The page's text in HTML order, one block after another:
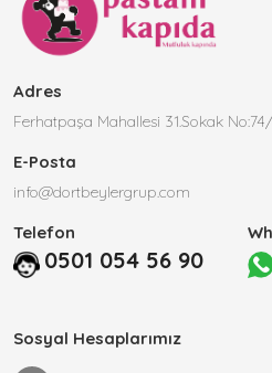
Adres
Ferhatpaşa Mahallesi 31.Sokak
E-Posta
info@dortbeylergrup.com
Telefon
0501 054 56 90
Sosyal Hesaplarımız